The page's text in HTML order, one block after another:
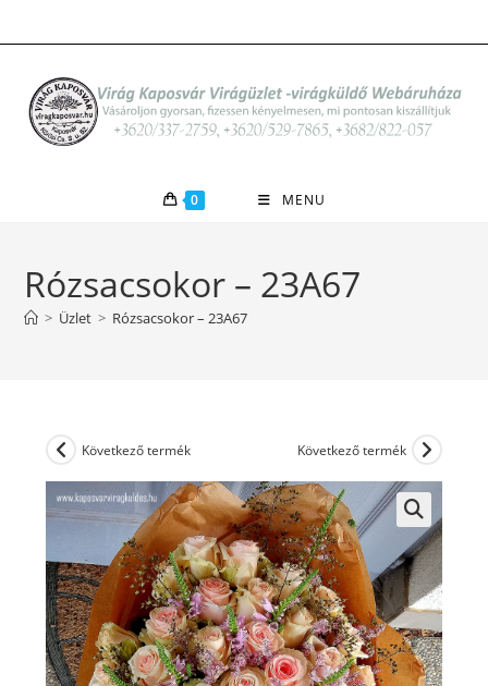
to
0 MENU
Rózsacsokor – 23A67
> Üzlet > Rózsacsokor – 23A67
Következő termék Következő termék